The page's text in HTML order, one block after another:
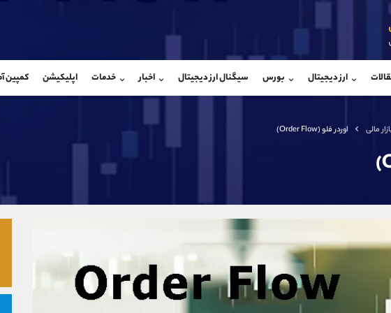
ارز دیجیتال بورس سیگنال ارز دیجیتال اخبار خدمات اپلیکیشن کمپین
مالی اوردر فلو (Order Flow)